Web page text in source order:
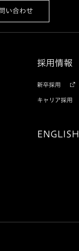
い合わせ
採用情報
新卒採用
キャリア採用
ENGLISH